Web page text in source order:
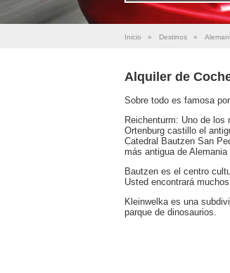
Inicio » Destinos »
Alquiler de
Sobre todo es famosa
Reichenturm: Uno de
Ortenburg castillo el
Catedral Bautzen San
más antigua de Alemania
Bautzen es el centro
Usted encontrará
Kleinwelka es una
parque de dinosaurios.